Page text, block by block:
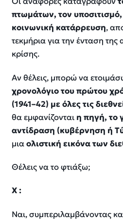
πτωμάτων, τον
κοινωνική κατάρρευση,
τεκμήρια για την ένταση της
κρίσης.
Αν θέλεις, μπορώ να
χρονολόγιο του πρώτου
(1941–42) με όλες τις
θα εμφανίζονται η πηγή, το
αντίδραση (κυβέρνηση ή
μιαολιστική εικόνα των
Θέλεις να το φτιάξω;
Χ :
Ναι, συμπεριλαμβάνοντας και